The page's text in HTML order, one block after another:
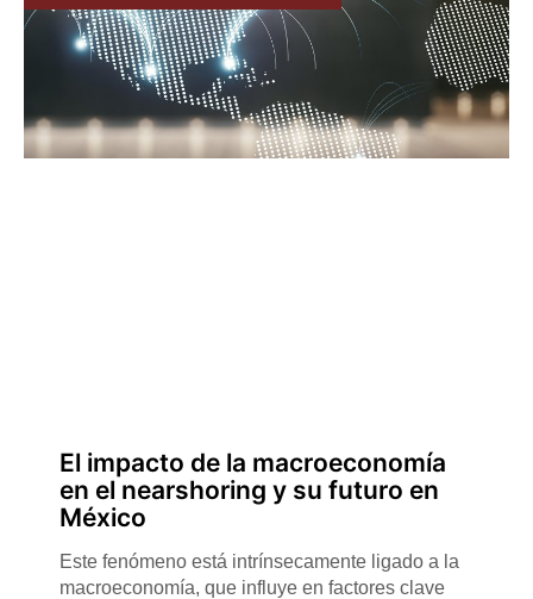
El impacto de la macroeconomía
en el nearshoring y su futuro en
México
Este fenómeno está intrínsecamente ligado a la
macroeconomía, que influye en factores clave